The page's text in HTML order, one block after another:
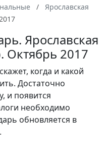
Ярославская
Ярославская
Октябрь 2017
когда и какой
Достаточно
и появится
необходимо
обновляется в